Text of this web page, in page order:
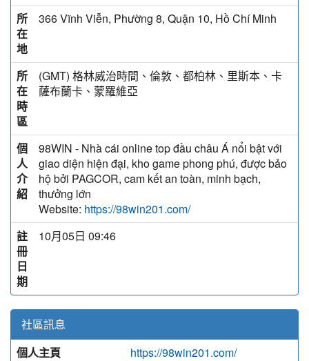
所
在
地
366 Vĩnh Viễn, Phường 8, Quận 10, Hồ Chí Minh
所
在
時
區
(GMT) 格林威治時間、倫敦、都柏林、里斯本、卡
薩布蘭卡、蒙羅維亞
個
人
介
紹
98WIN - Nhà cái online top đầu châu Á nổi bật với
giao diện hiện đại, kho game phong phú, được bảo
hộ bởi PAGCOR, cam kết an toàn, minh bạch,
thưởng lớn
Website: https://98win201.com/
註
冊
日
期
10月05日 09:46
社區訊息
個人主頁
https://98win201.com/